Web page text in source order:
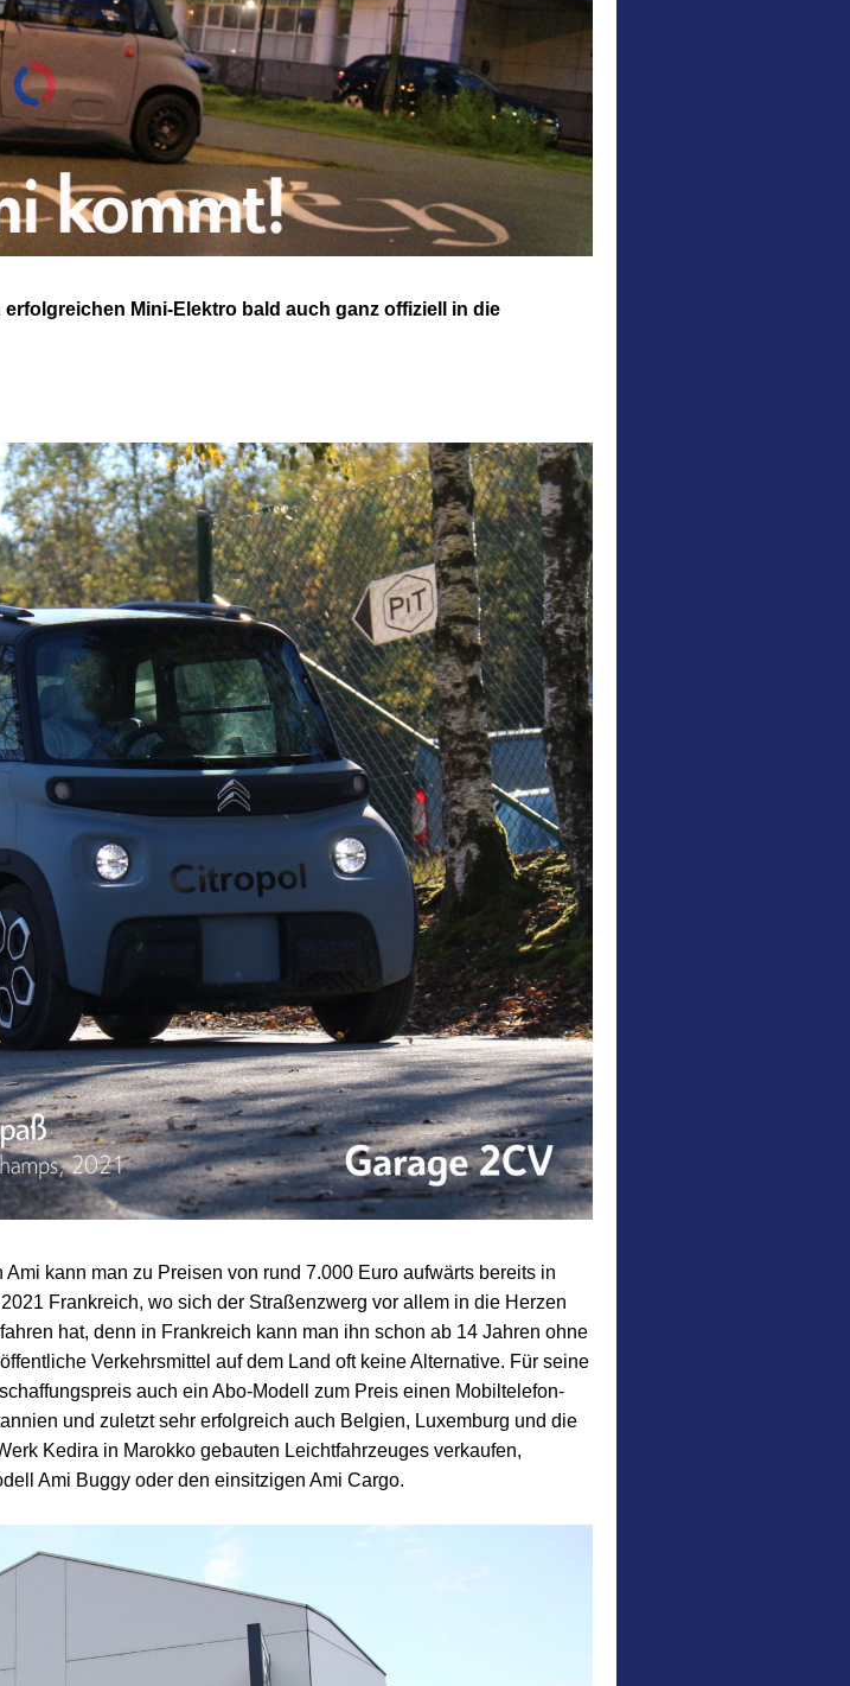
Mini-Elektro bald auch ganz offiziell in die
kann man zu Preisen von rund 7.000 Euro aufwärts bereits in
Frankreich, wo sich der Straßenzwerg vor allem in die Herzen
hat, denn in Frankreich kann man ihn schon ab 14 Jahren ohne
Verkehrsmittel auf dem Land oft keine Alternative. Für seine
auch ein Abo-Modell zum Preis einen Mobiltelefon-
und zuletzt sehr erfolgreich auch Belgien, Luxemburg und die
Kedira in Marokko gebauten Leichtfahrzeuges verkaufen,
Ami Buggy oder den einsitzigen Ami Cargo.